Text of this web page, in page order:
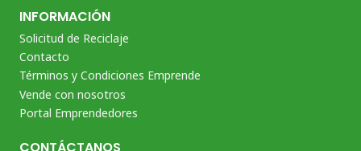
INFORMACIÓN
Solicitud de Reciclaje
Contacto
Términos y Condiciones Emprende
Vende con nosotros
Portal Emprendedores